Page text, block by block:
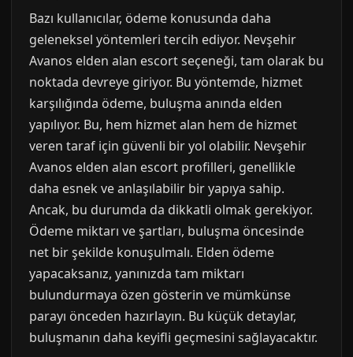
Bazı kullanıcılar, ödeme konusunda daha
geleneksel yöntemleri tercih ediyor. Nevşehir
Avanos elden alan escort seçeneği, tam olarak bu
noktada devreye giriyor. Bu yöntemde, hizmet
karşılığında ödeme, buluşma anında elden
yapılıyor. Bu, hem hizmet alan hem de hizmet
veren taraf için güvenli bir yol olabilir. Nevşehir
Avanos elden alan escort profilleri, genellikle
daha esnek ve anlaşılabilir bir yapıya sahip.
Ancak, bu durumda da dikkatli olmak gerekiyor.
Ödeme miktarı ve şartları, buluşma öncesinde
net bir şekilde konuşulmalı. Elden ödeme
yapacaksanız, yanınızda tam miktarı
bulundurmaya özen gösterin ve mümkünse
parayı önceden hazırlayın. Bu küçük detaylar,
buluşmanın daha keyifli geçmesini sağlayacaktır.